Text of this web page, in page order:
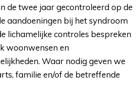
de twee jaar gecontroleerd op de
aandoeningen bij het syndroom
lichamelijke controles bespreken
woonwensen en
Waar nodig geven we
familie en/of de betreffende